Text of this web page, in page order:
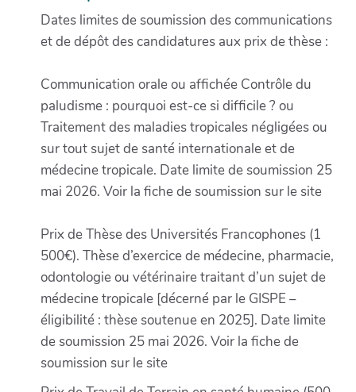
Dates limites de soumission des communications
et de dépôt des candidatures aux prix de thèse :
Communication orale ou affichée Contrôle du
paludisme : pourquoi est-ce si difficile ? ou
Traitement des maladies tropicales négligées ou
sur tout sujet de santé internationale et de
médecine tropicale. Date limite de soumission 25
mai 2026. Voir la fiche de soumission sur le site
Prix de Thèse des Universités Francophones (1
500€). Thèse d’exercice de médecine, pharmacie,
odontologie ou vétérinaire traitant d’un sujet de
médecine tropicale [décerné par le GISPE –
éligibilité : thèse soutenue en 2025]. Date limite
de soumission 25 mai 2026. Voir la fiche de
soumission sur le site